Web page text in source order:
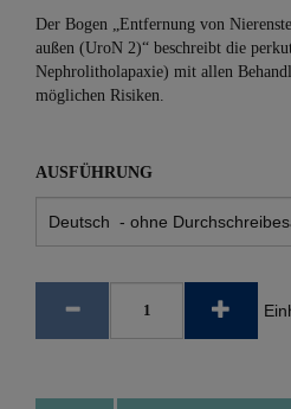
Der Bogen „Entfernung von
außen (UroN 2)“ beschreibt die
Nephrolitholapaxie) mit allen
möglichen Risiken.
AUSFÜHRUNG